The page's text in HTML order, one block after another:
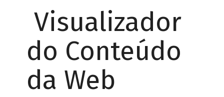
Visualizador
do Conteúdo
da Web